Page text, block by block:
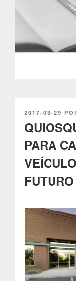
conteúdo
BLOG
PUBLICADO
2017-03-29
PARA